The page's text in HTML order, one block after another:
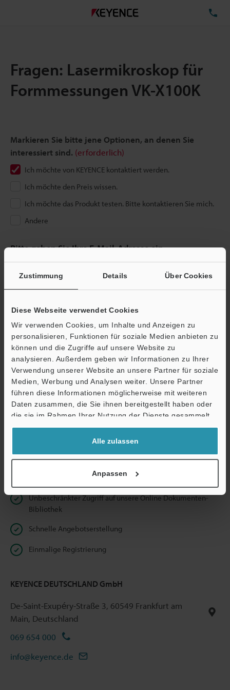
Zustimmung Details Über Cookies
Diese Webseite verwendet Cookies
Wir verwenden Cookies, um Inhalte und Anzeigen zu
personalisieren, Funktionen für soziale Medien anbieten zu
können und die Zugriffe auf unsere Website zu
analysieren. Außerdem geben wir Informationen zu Ihrer
Verwendung unserer Website an unsere Partner für soziale
Medien, Werbung und Analysen weiter. Unsere Partner
führen diese Informationen möglicherweise mit weiteren
Daten zusammen, die Sie ihnen bereitgestellt haben oder
die sie im Rahmen Ihrer Nutzung der Dienste gesammelt
haben.
Alle zulassen
Anpassen
Fragen: Lasermikroskop für
Formmessungen VK-X100K
Markieren Sie bitte jene Optionen, an denen Sie
interessiert sind. (erforderlich)
Ich möchte von KEYENCE kontaktiert werden.
Ich möchte den Preis wissen.
Ich möchte das Produkt testen. Bitte kontaktieren Sie mich.
Andere
Bitte geben Sie Ihre E-Mail-Adresse ein.
Sofern für die eingegebene E-Mail-Adresse ein Web-Account
vorhanden ist, leiten wir Sie zur Eingabe des Passworts weiter.
E-Mail-Adresse(erforderlich)
Weiter
Datenschutz ist uns wichtig - Ihre Daten werden niemals
weitergegeben.
Datenschutz
Vorteile für registrierte Mitglieder
Unbeschränkter Zugriff auf unsere Online Dokumenten-
Bibliothek
Schnelle Angebotserstellung
Einmalige Registrierung
KEYENCE DEUTSCHLAND GmbH
De-Saint-Exupéry-Straße 3, 60549 Frankfurt am
Main, Deutschland
069 654 000
info@keyence.de